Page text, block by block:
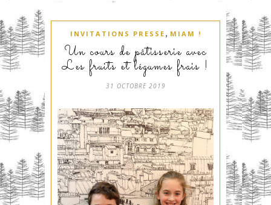
INVITATIONS PRESSE , MIAM !
Un cours de pâtisserie avec
Les fruits et légumes frais !
31 OCTOBRE 2019